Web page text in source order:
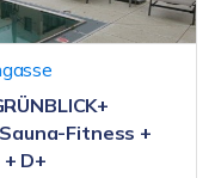
Fitness +
D+